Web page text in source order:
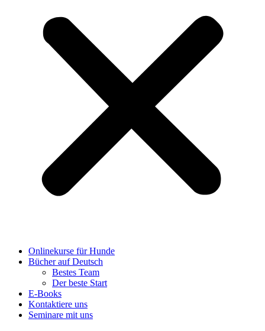
Onlinekurse für Hunde
Bücher auf Deutsch
Bestes Team
Der beste Start
E-Books
Kontaktiere uns
Seminare mit uns